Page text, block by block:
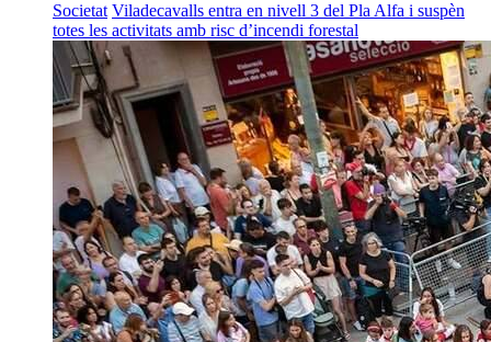
Societat Viladecavalls entra en nivell 3 del Pla Alfa i suspèn
totes les activitats amb risc d’incendi forestal